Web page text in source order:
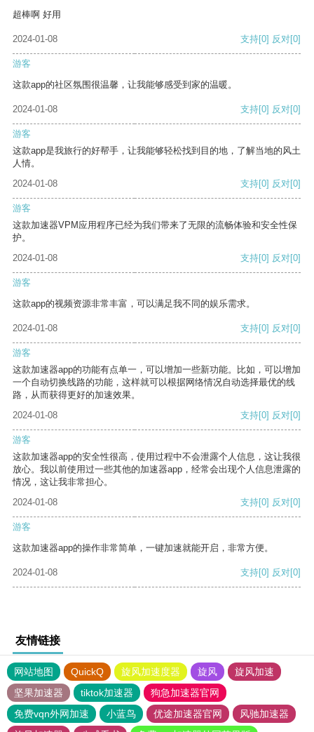
超棒啊 好用
2024-01-08 支持[0] 反对[0]
游客
这款app的社区氛围很温馨，让我能够感受到家的温暖。
2024-01-08 支持[0] 反对[0]
游客
这款app是我旅行的好帮手，让我能够轻松找到目的地，了解当地的风土
人情。
2024-01-08
支持[0] 反对[0]
游客
这款加速器VPM应用程序已经为我们带来了无限的流畅体验和安全性保
护。
2024-01-08
支持[0] 反对[0]
游客
这款app的视频资源非常丰富，可以满足我不同的娱乐需求。
2024-01-08 支持[0] 反对[0]
游客
这款加速器app的功能有点单一，可以增加一些新功能。比如，可以增加
一个自动切换线路的功能，这样就可以根据网络情况自动选择最优的线
路，从而获得更好的加速效果。
2024-01-08
支持[0] 反对[0]
游客
这款加速器app的安全性很高，使用过程中不会泄露个人信息，这让我很
放心。我以前使用过一些其他的加速器app，经常会出现个人信息泄露的
情况，这让我非常担心。
2024-01-08
支持[0] 反对[0]
游客
这款加速器app的操作非常简单，一键加速就能开启，非常方便。
2024-01-08 支持[0] 反对[0]
友情链接
网站地图 QuickQ 旋风加速度器 旋风
旋风加速
坚果加速器
tiktok加速器
狗急加速器官网
免费vqn外网加速
小蓝鸟 优途加速器官网
风驰加速器